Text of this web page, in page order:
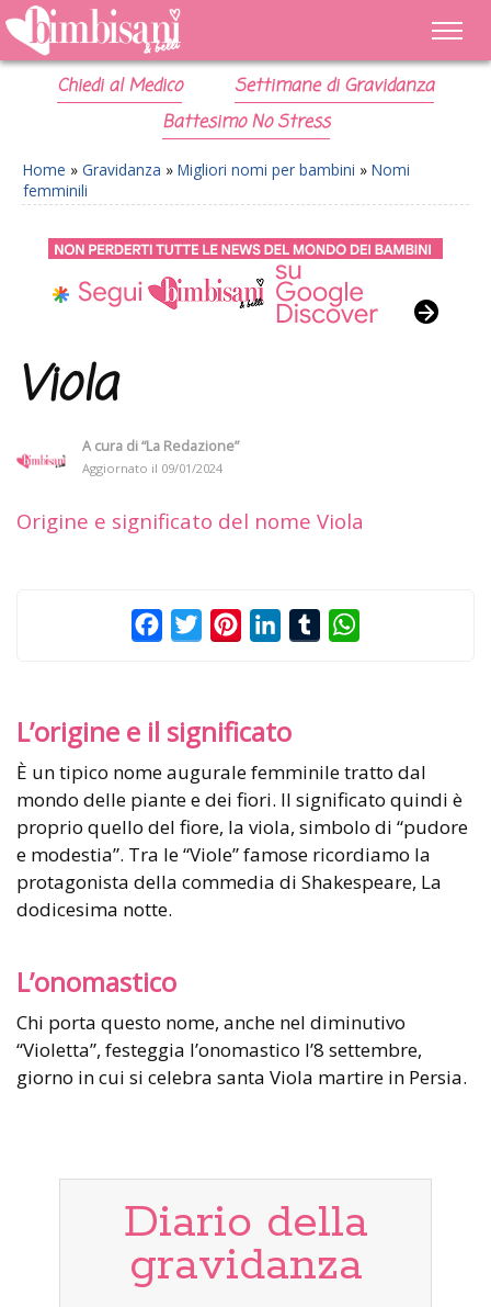
Chiedi al Medico
Settimane di Gravidanza
Battesimo No Stress
Home » Gravidanza » Migliori nomi per bambini » Nomi
femminili
Viola
A cura di“La Redazione”
Aggiornato il 09/01/2024
Origine e significato del nome Viola
FacebookTwitterPinterestLinkedInTumblr
L’origine e il significato
È un tipico nome augurale femminile tratto dal
mondo delle piante e dei fiori. Il significato quindi è
proprio quello del fiore, la viola, simbolo di “pudore
e modestia”. Tra le “Viole” famose ricordiamo la
protagonista della commedia di Shakespeare, La
dodicesima notte.
L’onomastico
Chi porta questo nome, anche nel diminutivo
“Violetta”, festeggia l’onomastico l’8 settembre,
giorno in cui si celebra santa Viola martire in Persia.
Diario della
gravidanza